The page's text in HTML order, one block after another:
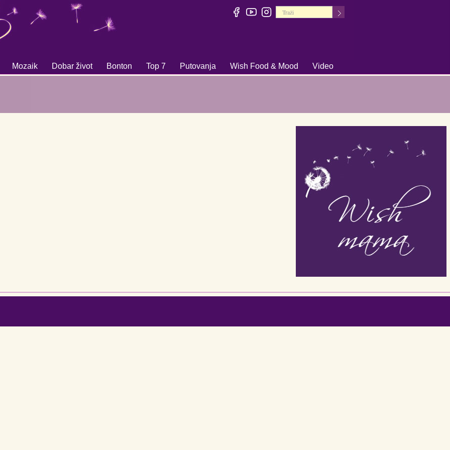
+
Mozaik
+
Dobar život
+
Bonton Top 7
+
Putovanja
+
Wish Food & Mood Video